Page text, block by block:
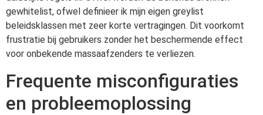
gewhitelist, ofwel definieer ik mijn eigen greylist
beleidsklassen met zeer korte vertragingen. Dit voorkomt
frustratie bij gebruikers zonder het beschermende effect
voor onbekende massaafzenders te verliezen.
Frequente misconfiguraties
en probleemoplossing